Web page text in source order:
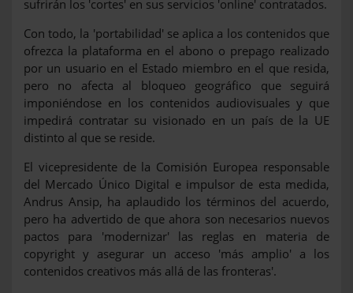
sufrirán los 'cortes' en sus servicios 'online' contratados.
Con todo, la 'portabilidad' se aplica a los contenidos que
ofrezca la plataforma en el abono o prepago realizado
por un usuario en el Estado miembro en el que resida,
pero no afecta al bloqueo geográfico que seguirá
imponiéndose en los contenidos audiovisuales y que
impedirá contratar su visionado en un país de la UE
distinto al que se reside.
El vicepresidente de la Comisión Europea responsable
del Mercado Único Digital e impulsor de esta medida,
Andrus Ansip, ha aplaudido los términos del acuerdo,
pero ha advertido de que ahora son necesarios nuevos
pactos para 'modernizar' las reglas en materia de
copyright y asegurar un acceso 'más amplio' a los
contenidos creativos más allá de las fronteras'.